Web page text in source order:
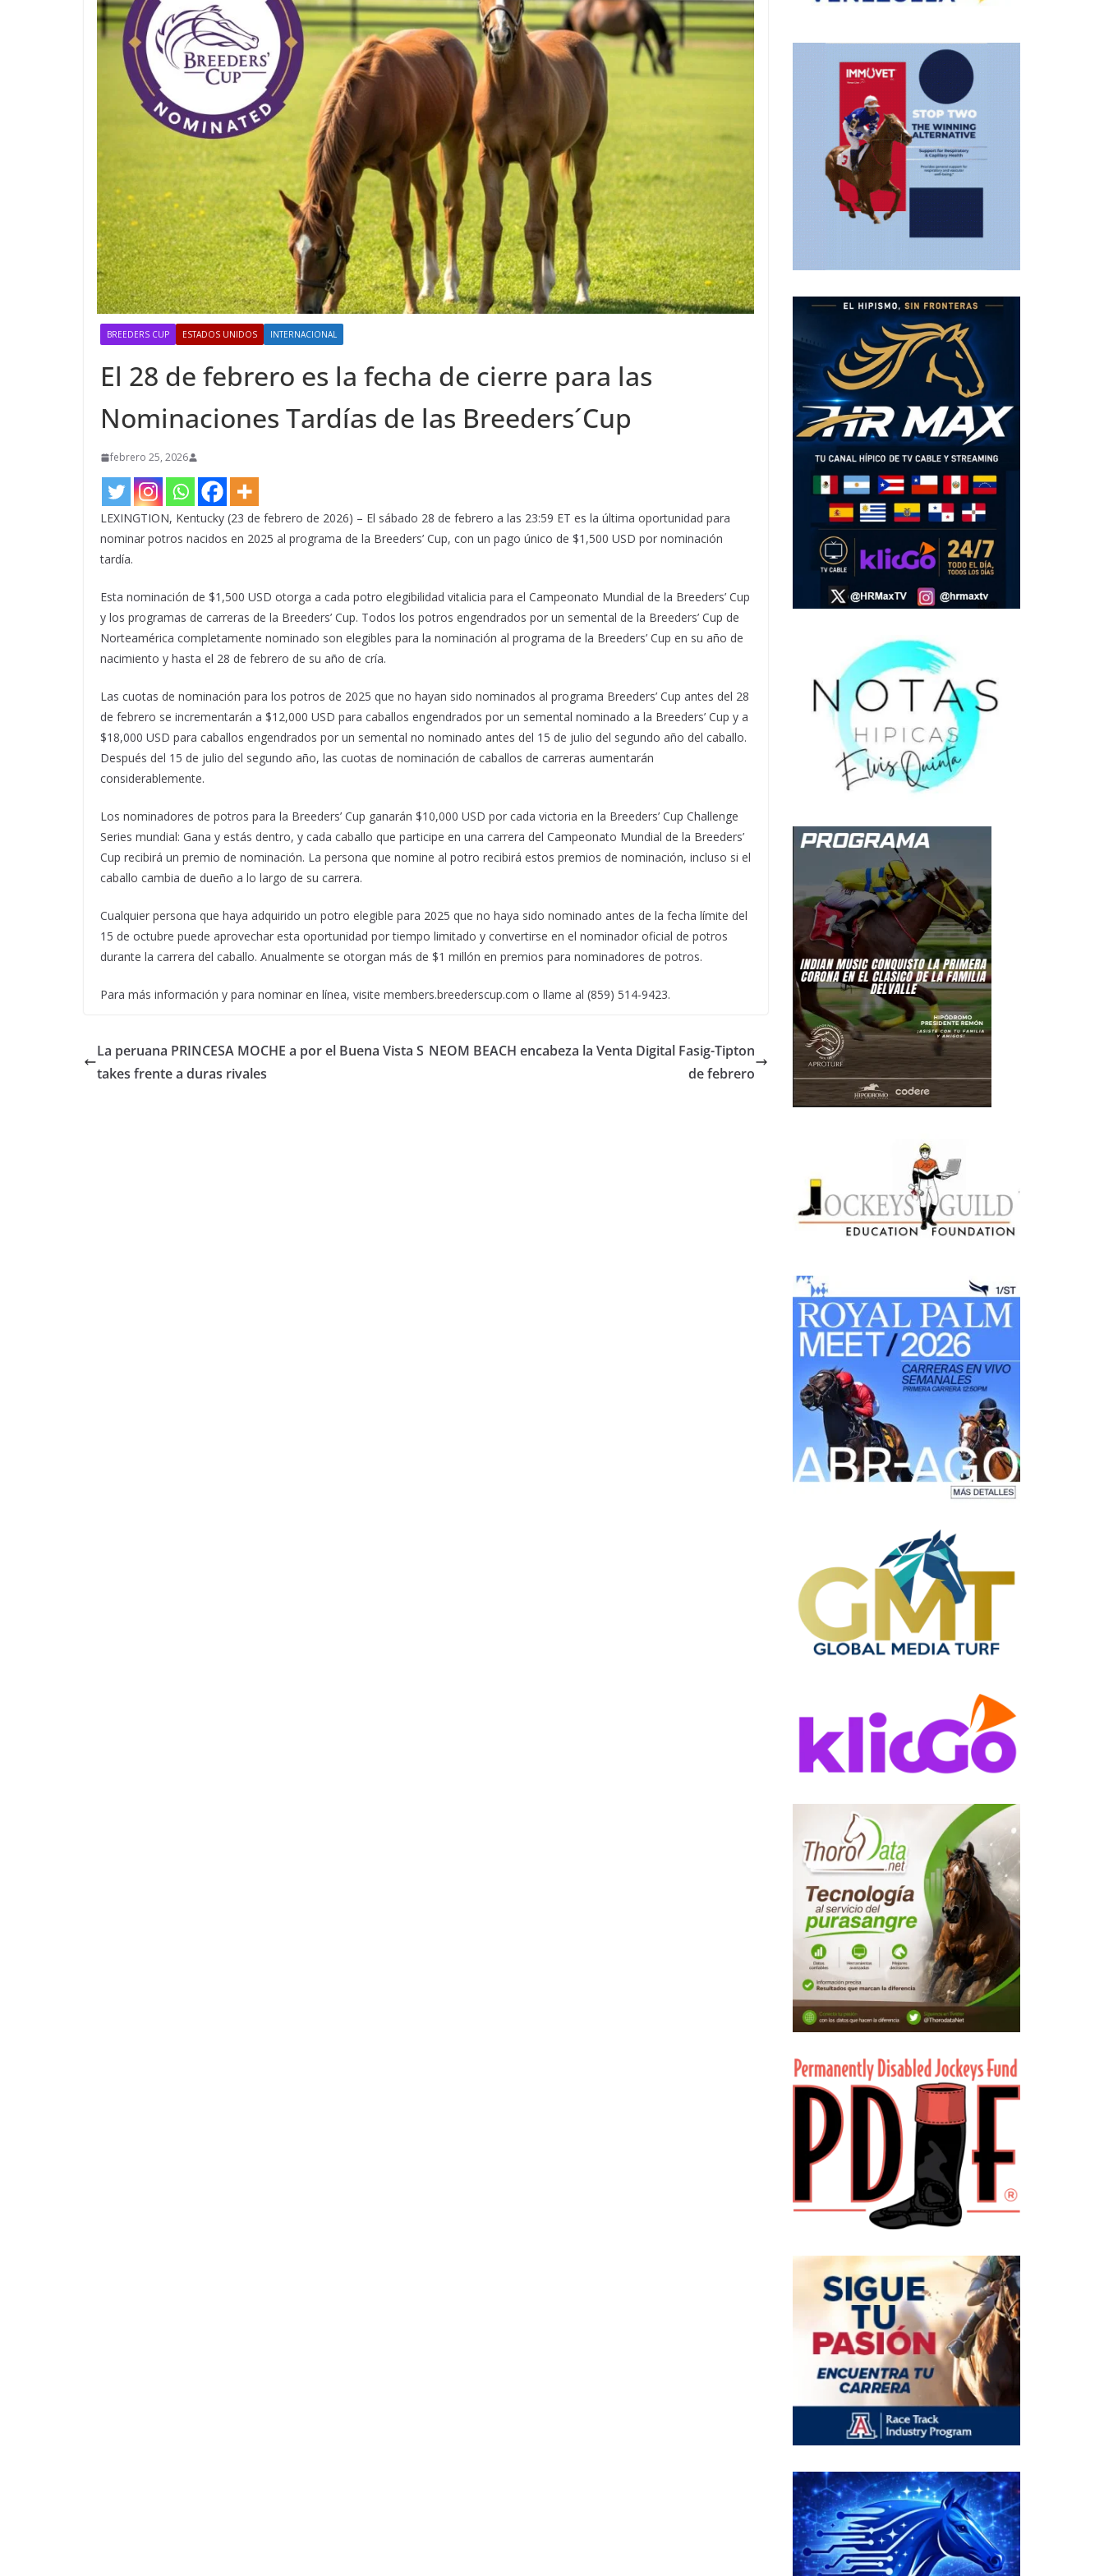
BREEDERS CUP ESTADOS UNIDOS INTERNACIONAL
El 28 de febrero es la fecha de cierre para las
Nominaciones Tardías de las Breeders´Cup
febrero 25, 2026
LEXINGTION, Kentucky (23 de febrero de 2026) – El sábado 28 de febrero a las 23:59 ET es la última oportunidad para
nominar potros nacidos en 2025 al programa de la Breeders’ Cup, con un pago único de $1,500 USD por nominación
tardía.
Esta nominación de $1,500 USD otorga a cada potro elegibilidad vitalicia para el Campeonato Mundial de la Breeders’ Cup
y los programas de carreras de la Breeders’ Cup. Todos los potros engendrados por un semental de la Breeders’ Cup de
Norteamérica completamente nominado son elegibles para la nominación al programa de la Breeders’ Cup en su año de
nacimiento y hasta el 28 de febrero de su año de cría.
Las cuotas de nominación para los potros de 2025 que no hayan sido nominados al programa Breeders’ Cup antes del 28
de febrero se incrementarán a $12,000 USD para caballos engendrados por un semental nominado a la Breeders’ Cup y a
$18,000 USD para caballos engendrados por un semental no nominado antes del 15 de julio del segundo año del caballo.
Después del 15 de julio del segundo año, las cuotas de nominación de caballos de carreras aumentarán
considerablemente.
Los nominadores de potros para la Breeders’ Cup ganarán $10,000 USD por cada victoria en la Breeders’ Cup Challenge
Series mundial: Gana y estás dentro, y cada caballo que participe en una carrera del Campeonato Mundial de la Breeders’
Cup recibirá un premio de nominación. La persona que nomine al potro recibirá estos premios de nominación, incluso si el
caballo cambia de dueño a lo largo de su carrera.
Cualquier persona que haya adquirido un potro elegible para 2025 que no haya sido nominado antes de la fecha límite del
15 de octubre puede aprovechar esta oportunidad por tiempo limitado y convertirse en el nominador oficial de potros
durante la carrera del caballo. Anualmente se otorgan más de $1 millón en premios para nominadores de potros.
Para más información y para nominar en línea, visite members.breederscup.com o llame al (859) 514-9423.
La peruana PRINCESA MOCHE a por el Buena Vista S
takes frente a duras rivales
NEOM BEACH encabeza la Venta Digital Fasig-Tipton
de febrero